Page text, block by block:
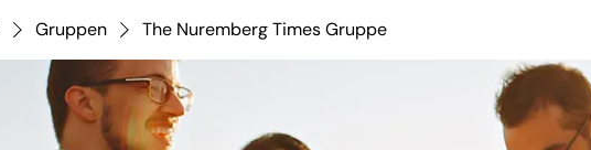
Gruppen The Nuremberg Times Gruppe